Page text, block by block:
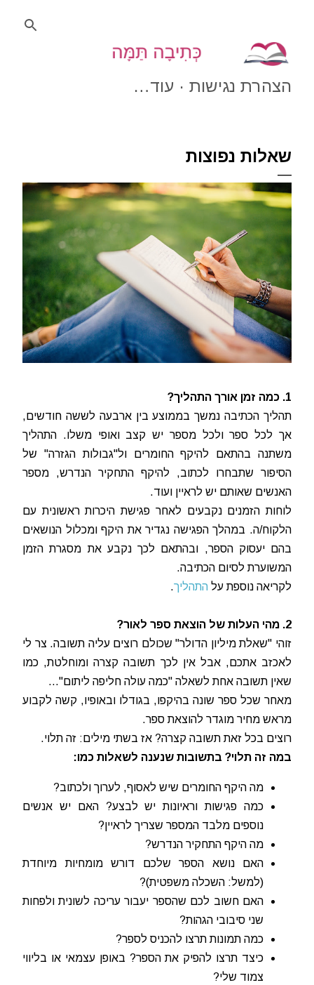
הצהרת נגישות ‏עוד…
שאלות נפוצות
1. כמה זמן אורך התהליך?
תהליך הכתיבה נמשך בממוצע בין ארבעה לששה חודשים,
אך לכל ספר ולכל מספר יש קצב ואופי משלו. התהליך
משתנה בהתאם להיקף החומרים ול"גבולות הגזרה" של
הסיפור שתבחרו לכתוב, להיקף התחקיר הנדרש, מספר
האנשים שאותם יש לראיין ועוד.
לוחות הזמנים נקבעים לאחר פגישת היכרות ראשונית עם
הלקוח/ה. במהלך הפגישה נגדיר את היקף ומכלול הנושאים
בהם יעסוק הספר, ובהתאם לכך נקבע את מסגרת הזמן
המשוערת לסיום הכתיבה.
לקריאה נוספת על התהליך.
2. מהי העלות של הוצאת ספר לאור?
זוהי "שאלת מיליון הדולר" שכולם רוצים עליה תשובה. צר לי
לאכזב אתכם, אבל אין לכך תשובה קצרה ומוחלטת, כמו
שאין תשובה אחת לשאלה "כמה עולה חליפה ליתום"...
מאחר שכל ספר שונה בהיקפו, בגודלו ובאופיו, קשה לקבוע
מראש מחיר מוגדר להוצאת ספר.
רוצים בכל זאת תשובה קצרה? אז בשתי מילים: זה תלוי.
במה זה תלוי? בתשובות שנענה לשאלות כמו:
מה היקף החומרים שיש לאסוף, לערוך ולכתוב?
כמה פגישות וראיונות יש לבצע? האם יש אנשים
נוספים מלבד המספר שצריך לראיין?
מה היקף התחקיר הנדרש?
האם נושא הספר שלכם דורש מומחיות מיוחדת
(למשל: השכלה משפטית)?
האם חשוב לכם שהספר יעבור עריכה לשונית ולפחות
שני סיבובי הגהות?
כמה תמונות תרצו להכניס לספר?
כיצד תרצו להפיק את הספר? באופן עצמאי או בליווי
צמוד שלי?